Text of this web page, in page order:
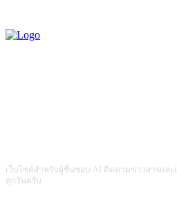
เว็บไซต์สำหรับผู้ชื่นชอบ AI ติดตามข่าวสารและ
ทุกวันครับ